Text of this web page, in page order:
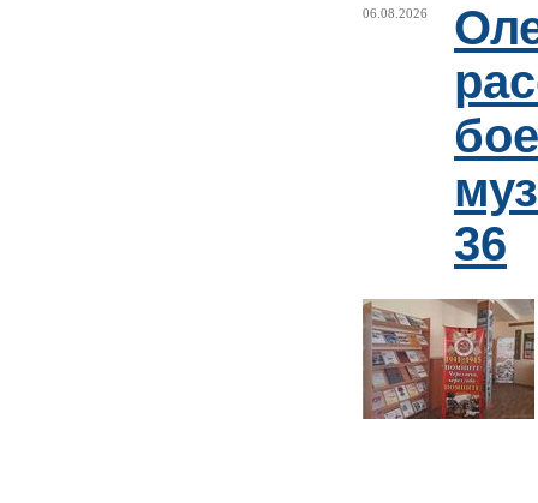
06.08.2026
36